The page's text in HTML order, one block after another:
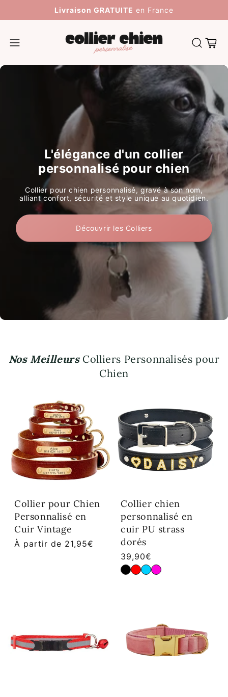
Livraison GRATUITE en France
Panier
L'élégance d'un collier
personnalisé pour chien
Collier pour chien personnalisé, gravé à son nom,
alliant confort, sécurité et style unique au quotidien.
Découvrir les Colliers
Nos Meilleurs Colliers Personnalisés pour
Chien
Collier pour Chien
Personnalisé en
Cuir Vintage
Prix habituel
À partir de 21,95€
Collier chien
personnalisé en
cuir PU strass
dorés
Prix habituel
39,90€